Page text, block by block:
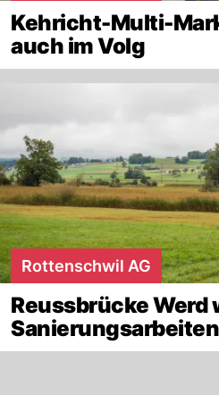
Kehricht-Multi-
auch im Volg
Rottenschwil AG
Reussbrücke Werd